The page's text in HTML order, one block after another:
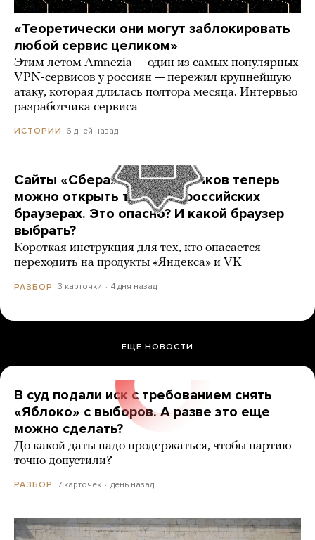
«Теоретически они могут заблокировать
любой сервис целиком»
Этим летом Amnezia — один из самых популярных
VPN-сервисов у россиян — пережил крупнейшую
атаку, которая длилась полтора месяца. Интервью
разработчика сервиса
ИСТОРИИ 6 дней назад
Сайты «Сбера» и других банков теперь
можно открыть только в российских
браузерах. Это опасно? И какой браузер
выбрать?
Короткая инструкция для тех, кто опасается
переходить на продукты «Яндекса» и VK
РАЗБОР 3 карточки 4 дня назад
ЕЩЕ НОВОСТИ
В суд подали иск с требованием снять
«Яблоко» с выборов. А разве это еще
можно сделать?
До какой даты надо продержаться, чтобы партию
точно допустили?
РАЗБОР 7 карточек день назад